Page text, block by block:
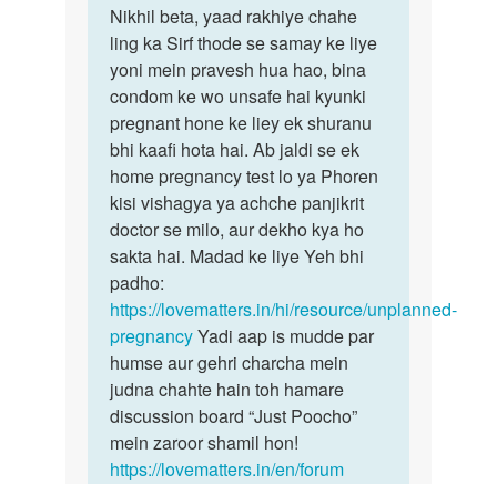
to
Main
Maine
apni
gf
SE
sex
by
Nikhil
Nikhil
beta,
yaad
rakhiye
Nikhil beta, yaad rakhiye chahe
ling ka Sirf thode se samay ke liye
yoni mein pravesh hua hao, bina
condom ke wo unsafe hai kyunki
pregnant hone ke liey ek shuranu
bhi kaafi hota hai. Ab jaldi se ek
home pregnancy test lo ya Phoren
kisi vishagya ya achche panjikrit
doctor se milo, aur dekho kya ho
sakta hai. Madad ke liye Yeh bhi
padho:
https://lovematters.in/hi/resource/unplanned-
pregnancyYadi aap is mudde par
humse aur gehri charcha mein
judna chahte hain toh hamare
discussion board “Just Poocho”
mein zaroor shamil hon!
https://lovematters.in/en/forum